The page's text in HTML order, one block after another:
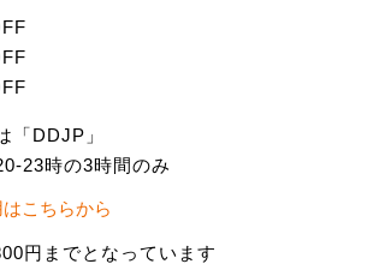
「DDJP」
23時の3時間のみ
こちらから
円までとなっています